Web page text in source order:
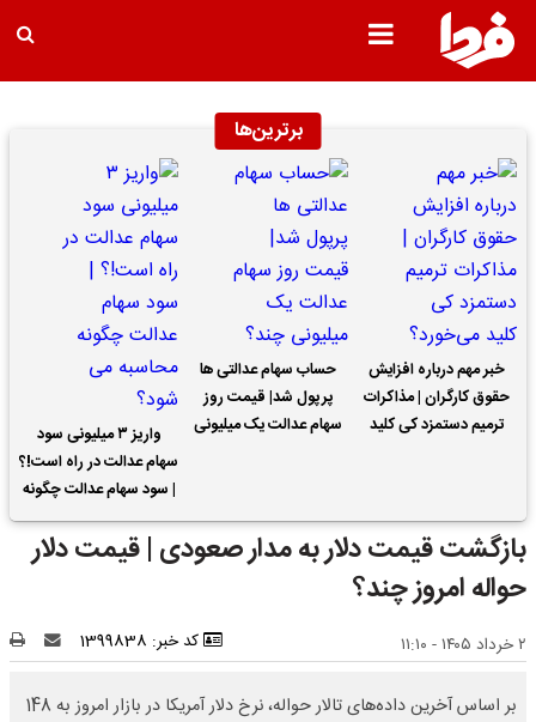
برترین‌ها
خبر مهم درباره افزایش
حقوق کارگران | مذاکرات
ترمیم دستمزد کی کلید
حساب سهام عدالتی ها
پرپول شد| قیمت روز
سهام عدالت یک میلیونی
واریز ۳ میلیونی سود
سهام عدالت در راه است!؟
| سود سهام عدالت چگونه
محاسبه می شود؟
بازگشت قیمت دلار به مدار صعودی | قیمت دلار
حواله امروز چند؟
۲ خرداد ۱۴۰۵ - ۱۱:۱۰ کد خبر: 1399838
بر اساس آخرین داده‌های تالار حواله، نرخ دلار آمریکا در بازار امروز به 148